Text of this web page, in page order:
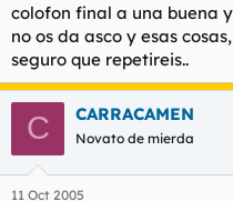
colofon final a una buena
no os da asco y esas
seguro que repetireis..
C CARRACAMEN
Novato de mierda
11 Oct 2005